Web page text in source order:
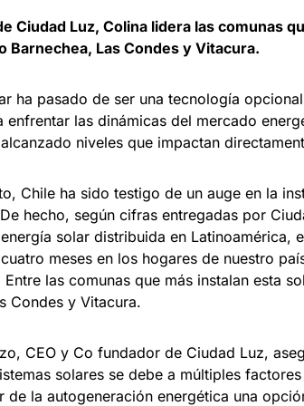
Ciudad Luz, Colina lidera las comunas
Barnechea, Las Condes y Vitacura.
ha pasado de ser una tecnología
enfrentar las dinámicas del mercado
niveles que impactan
Chile ha sido testigo de un auge en la
hecho, según cifras entregadas por
solar distribuida en Latinoamérica,
meses en los hogares de nuestro
las comunas que más instalan esta
Condes y Vitacura.
CEO y Co fundador de Ciudad Luz,
solares se debe a múltiples
de la autogeneración energética una